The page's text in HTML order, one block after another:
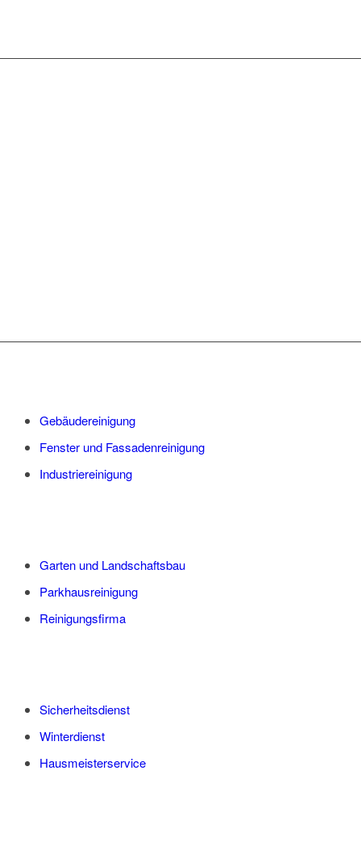
Gebäudereinigung
Fenster und Fassadenreinigung
Industriereinigung
Garten und Landschaftsbau
Parkhausreinigung
Reinigungsfirma
Sicherheitsdienst
Winterdienst
Hausmeisterservice